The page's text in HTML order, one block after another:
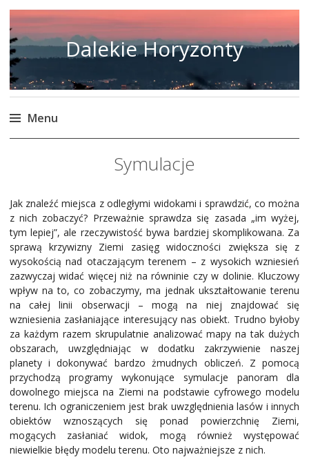
Dalekie Horyzonty
Menu
Symulacje
Jak znaleźć miejsca z odległymi widokami i sprawdzić, co można
z nich zobaczyć? Przeważnie sprawdza się zasada „im wyżej,
tym lepiej”, ale rzeczywistość bywa bardziej skomplikowana. Za
sprawą krzywizny Ziemi zasięg widoczności zwiększa się z
wysokością nad otaczającym terenem – z wysokich wzniesień
zazwyczaj widać więcej niż na równinie czy w dolinie. Kluczowy
wpływ na to, co zobaczymy, ma jednak ukształtowanie terenu
na całej linii obserwacji – mogą na niej znajdować się
wzniesienia zasłaniające interesujący nas obiekt. Trudno byłoby
za każdym razem skrupulatnie analizować mapy na tak dużych
obszarach, uwzględniając w dodatku zakrzywienie naszej
planety i dokonywać bardzo żmudnych obliczeń. Z pomocą
przychodzą programy wykonujące symulacje panoram dla
dowolnego miejsca na Ziemi na podstawie cyfrowego modelu
terenu. Ich ograniczeniem jest brak uwzględnienia lasów i innych
obiektów wznoszących się ponad powierzchnię Ziemi,
mogących zasłaniać widok, mogą również występować
niewielkie błędy modelu terenu. Oto najważniejsze z nich.